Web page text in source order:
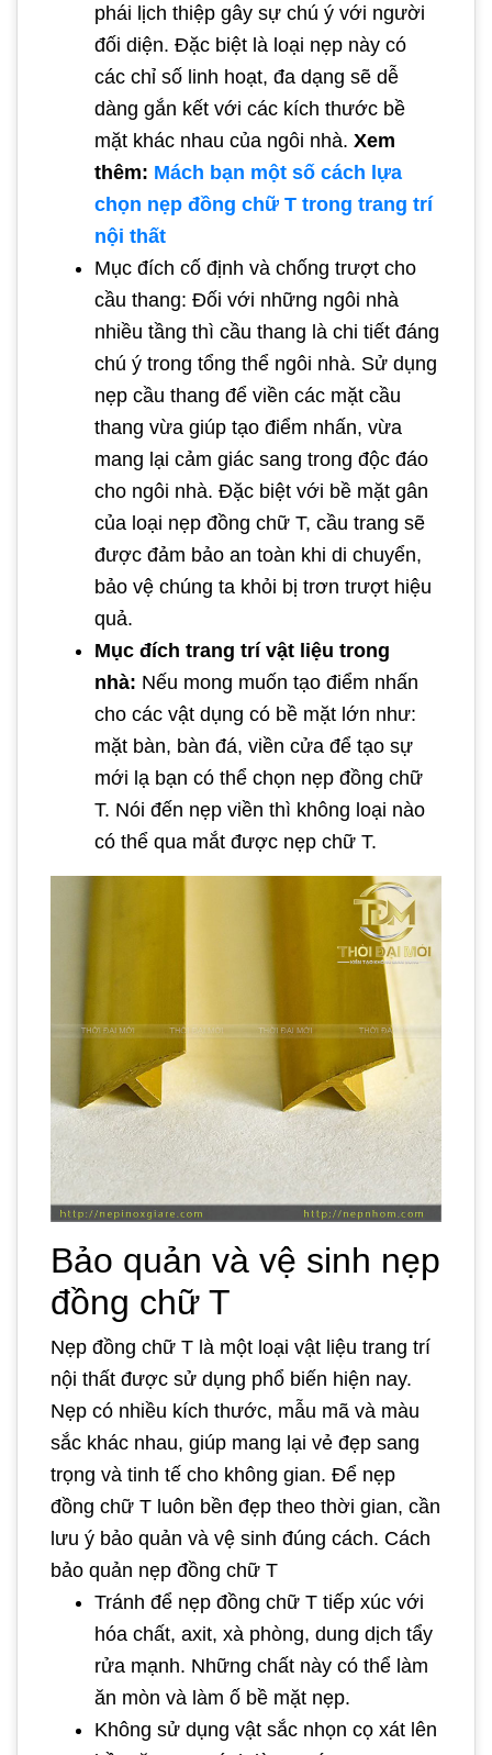
phái lịch thiệp gây sự chú ý với người
đối diện. Đặc biệt là loại nẹp này có
các chỉ số linh hoạt, đa dạng sẽ dễ
dàng gắn kết với các kích thước bề
mặt khác nhau của ngôi nhà. Xem
thêm: Mách bạn một số cách lựa
chọn nẹp đồng chữ T trong trang trí
nội thất
Mục đích cố định và chống trượt cho
cầu thang: Đối với những ngôi nhà
nhiều tầng thì cầu thang là chi tiết đáng
chú ý trong tổng thể ngôi nhà. Sử dụng
nẹp cầu thang để viền các mặt cầu
thang vừa giúp tạo điểm nhấn, vừa
mang lại cảm giác sang trong độc đáo
cho ngôi nhà. Đặc biệt với bề mặt gân
của loại nẹp đồng chữ T, cầu trang sẽ
được đảm bảo an toàn khi di chuyển,
bảo vệ chúng ta khỏi bị trơn trượt hiệu
quả.
Mục đích trang trí vật liệu trong
nhà: Nếu mong muốn tạo điểm nhấn
cho các vật dụng có bề mặt lớn như:
mặt bàn, bàn đá, viền cửa để tạo sự
mới lạ bạn có thể chọn nẹp đồng chữ
T. Nói đến nẹp viền thì không loại nào
có thể qua mắt được nẹp chữ T.
Bảo quản và vệ sinh nẹp
đồng chữ T
Nẹp đồng chữ T là một loại vật liệu trang trí
nội thất được sử dụng phổ biến hiện nay.
Nẹp có nhiều kích thước, mẫu mã và màu
sắc khác nhau, giúp mang lại vẻ đẹp sang
trọng và tinh tế cho không gian. Để nẹp
đồng chữ T luôn bền đẹp theo thời gian, cần
lưu ý bảo quản và vệ sinh đúng cách. Cách
bảo quản nẹp đồng chữ T
Tránh để nẹp đồng chữ T tiếp xúc với
hóa chất, axit, xà phòng, dung dịch tẩy
rửa mạnh. Những chất này có thể làm
ăn mòn và làm ố bề mặt nẹp.
Không sử dụng vật sắc nhọn cọ xát lên